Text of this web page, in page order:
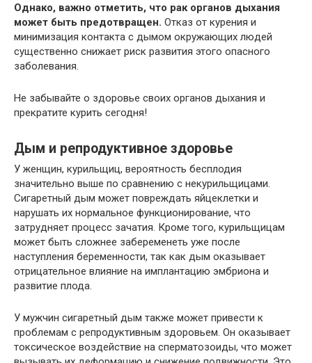
Однако, важно отметить, что рак органов дыхания
может быть предотвращен. Отказ от курения и
минимизация контакта с дымом окружающих людей
существенно снижает риск развития этого опасного
заболевания.
Не забывайте о здоровье своих органов дыхания и
прекратите курить сегодня!
Дым и репродуктивное здоровье
У женщин, курильщиц, вероятность бесплодия
значительно выше по сравнению с некурильщицами.
Сигаретный дым может повреждать яйцеклетки и
нарушать их нормальное функционирование, что
затрудняет процесс зачатия. Кроме того, курильщицам
может быть сложнее забеременеть уже после
наступления беременности, так как дым оказывает
отрицательное влияние на имплантацию эмбриона и
развитие плода.
У мужчин сигаретный дым также может привести к
проблемам с репродуктивным здоровьем. Он оказывает
токсическое воздействие на сперматозоиды, что может